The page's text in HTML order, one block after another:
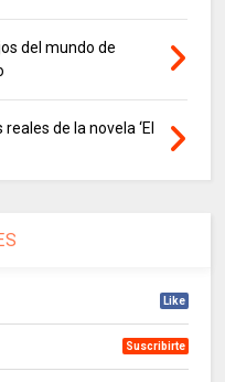
del mundo de
de la novela ‘El
Like
Suscribirte